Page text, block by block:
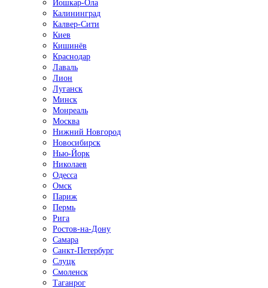
Йошкар-Ола
Калининград
Калвер-Сити
Киев
Кишинёв
Краснодар
Лаваль
Лион
Луганск
Минск
Монреаль
Москва
Нижний Новгород
Новосибирск
Нью-Йорк
Николаев
Одесса
Омск
Париж
Пермь
Рига
Ростов-на-Дону
Самара
Санкт-Петербург
Слуцк
Смоленск
Таганрог